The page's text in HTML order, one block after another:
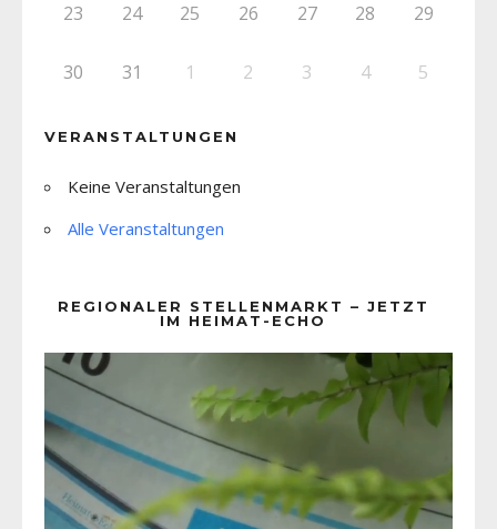
23 24 25 26 27 28 29
30 31 1 2 3 4 5
VERANSTALTUNGEN
Keine Veranstaltungen
Alle Veranstaltungen
REGIONALER STELLENMARKT – JETZT
IM HEIMAT-ECHO
Player